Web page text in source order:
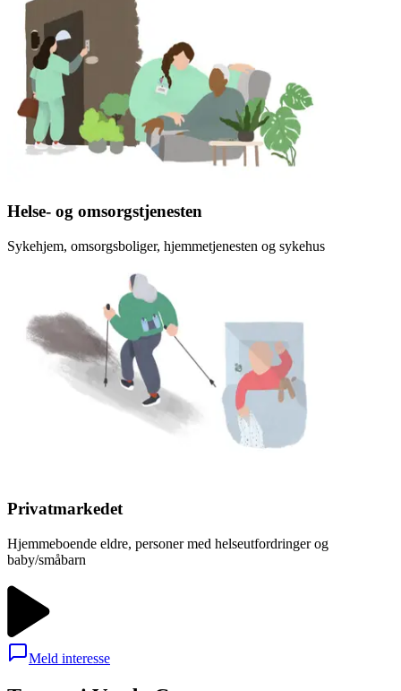
Helse- og omsorgstjenesten
Sykehjem, omsorgsboliger, hjemmetjenesten og sykehus
Privatmarkedet
Hjemmeboende eldre, personer med helseutfordringer og
baby/småbarn
Meld interesse